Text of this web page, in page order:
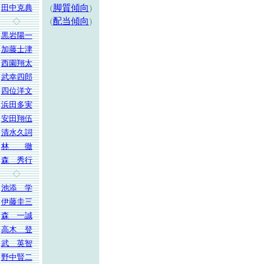
田中克典
◇
黒岩陽一
加藤士津
西園翔太
武幸四郎
四位洋文
浜田多実
安田翔伍
清水久詞
林 徹
森 秀行
◇
池添 学
伊藤圭三
森 一誠
高木 登
武 英智
野中賢二
(脚質傾向)
(配当傾向)